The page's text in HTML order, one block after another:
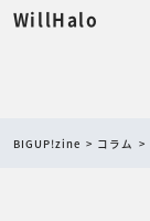
WillHalo
BIGUP!zine コラム